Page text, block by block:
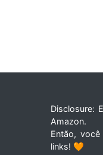
Disclosure:
Amazon.
Então,
links! 🧡